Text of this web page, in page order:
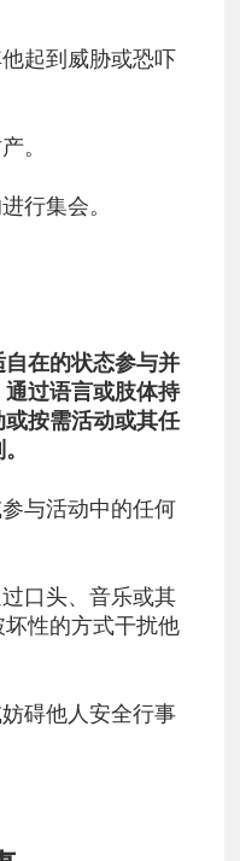
起到威胁或恐吓
。
行集会。
在的状态参与并
过语言或肢体持
按需活动或其任
与活动中的任何
口头、音乐或其
性的方式干扰他
碍他人安全行事